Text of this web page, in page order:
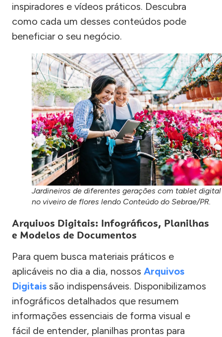
inspiradores e vídeos práticos. Descubra
como cada um desses conteúdos pode
beneficiar o seu negócio.
Jardineiros de diferentes gerações com tablet digital
no viveiro de flores lendo Conteúdo do Sebrae/PR.
Arquivos Digitais: Infográficos, Planilhas
e Modelos de Documentos
Para quem busca materiais práticos e
aplicáveis no dia a dia, nossos Arquivos
Digitais são indispensáveis. Disponibilizamos
infográficos detalhados que resumem
informações essenciais de forma visual e
fácil de entender, planilhas prontas para